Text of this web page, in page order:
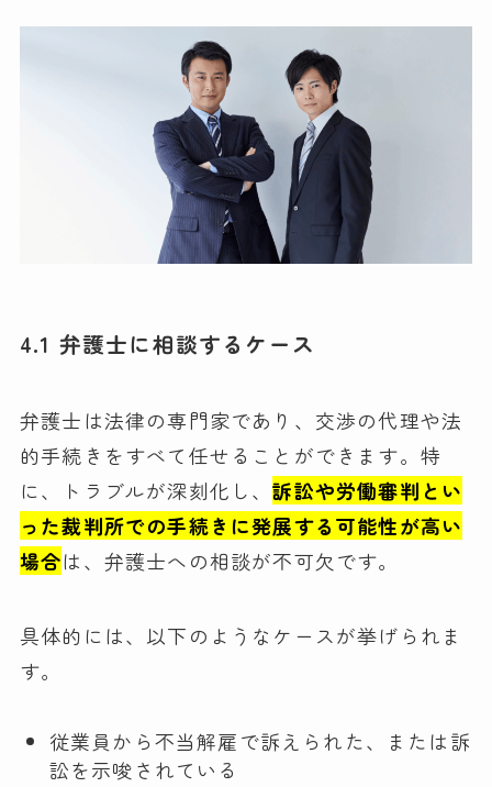
4.1 弁護士に相談するケース
弁護士は法律の専門家であり、交渉の代理や法
的手続きをすべて任せることができます。特
に、トラブルが深刻化し、訴訟や労働審判とい
った裁判所での手続きに発展する可能性が高い
場合は、弁護士への相談が不可欠です。
具体的には、以下のようなケースが挙げられま
す。
従業員から不当解雇で訴えられた、または訴
訟を示唆されている